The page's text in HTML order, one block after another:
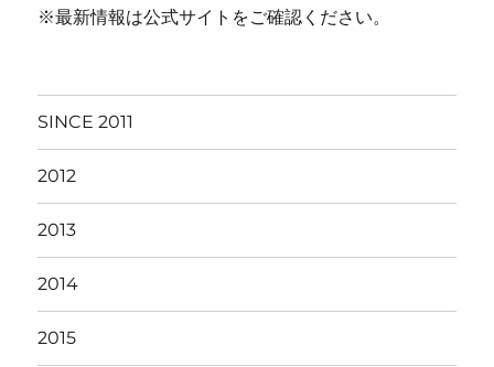
※最新情報は公式サイトをご確認ください。
SINCE 2011
2012
2013
2014
2015